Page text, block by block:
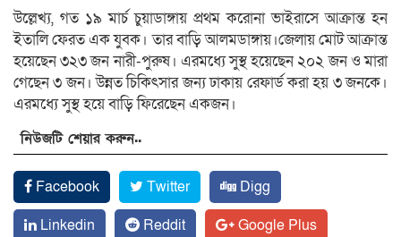
উল্লেখ্য, গত ১৯ মার্চ চুয়াডাঙ্গায় প্রথম করোনা ভাইরাসে আক্রান্ত হন
ইতালি ফেরত এক যুবক। তার বাড়ি আলমডাঙ্গায়।জেলায় মোট আক্রান্ত
হয়েছেন ৩২৩ জন নারী-পুরুষ। এরমধ্যে সুস্থ হয়েছেন ২০২ জন ও মারা
গেছেন ৩ জন। উন্নত চিকিৎসার জন্য ঢাকায় রেফার্ড করা হয় ৩ জনকে।
এরমধ্যে সুস্থ হয়ে বাড়ি ফিরেছেন একজন।
নিউজটি শেয়ার করুন..
Facebook Twitter
Digg
Linkedin
Reddit
Google Plus